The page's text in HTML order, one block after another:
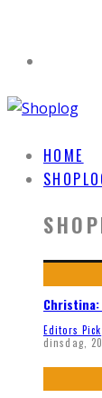
HOME
Editors Pick
dinsdag,